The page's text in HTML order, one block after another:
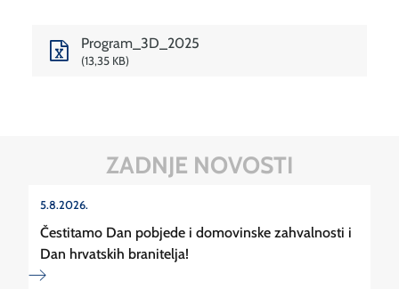
Program_3D_2025
13,35 KB
ZADNJE NOVOSTI
5.8.2026.
Čestitamo Dan pobjede i domovinske zahvalnosti i
Dan hrvatskih branitelja!